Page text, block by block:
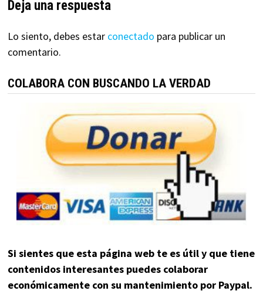
Deja una respuesta
Lo siento, debes estar conectado para publicar un
comentario.
COLABORA CON BUSCANDO LA VERDAD
Si sientes que esta página web te es útil y que tiene
contenidos interesantes puedes colaborar
económicamente con su mantenimiento por Paypal.